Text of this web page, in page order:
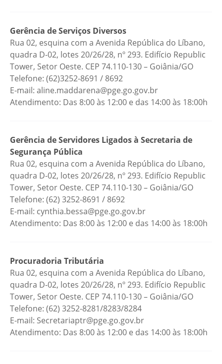
Gerência de Serviços Diversos
Rua 02, esquina com a Avenida República do Líbano,
quadra D-02, lotes 20/26/28, nº 293. Edifício Republic
Tower, Setor Oeste. CEP 74.110-130 – Goiânia/GO
Telefone: (62)3252-8691 / 8692
E-mail: aline.maddarena@pge.go.gov.br
Atendimento: Das 8:00 às 12:00 e das 14:00 às 18:00h
Gerência de Servidores Ligados à Secretaria de
Segurança Pública
Rua 02, esquina com a Avenida República do Líbano,
quadra D-02, lotes 20/26/28, nº 293. Edifício Republic
Tower, Setor Oeste. CEP 74.110-130 – Goiânia/GO
Telefone: (62) 3252-8691 / 8692
E-mail: cynthia.bessa@pge.go.gov.br
Atendimento: Das 8:00 às 12:00 e das 14:00 às 18:00h
Procuradoria Tributária
Rua 02, esquina com a Avenida República do Líbano,
quadra D-02, lotes 20/26/28, nº 293. Edifício Republic
Tower, Setor Oeste. CEP 74.110-130 – Goiânia/GO
Telefone: (62) 3252-8281/8283/8284
E-mail: Secretariaptr@pge.go.gov.br
Atendimento: Das 8:00 às 12:00 e das 14:00 às 18:00h